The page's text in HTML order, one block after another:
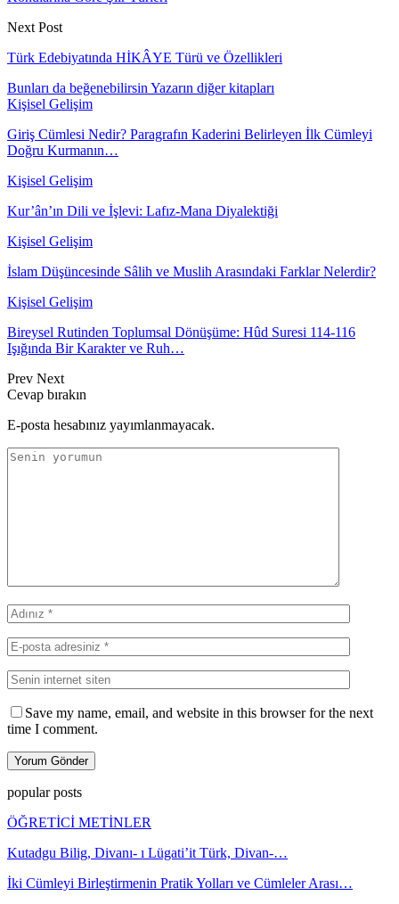
Next Post
Türk Edebiyatında HİKÂYE Türü ve Özellikleri
Bunları da beğenebilirsin Yazarın diğer kitapları
Kişisel Gelişim
Giriş Cümlesi Nedir? Paragrafın Kaderini Belirleyen İlk Cümleyi
Doğru Kurmanın…
Kişisel Gelişim
Kur’ân’ın Dili ve İşlevi: Lafız-Mana Diyalektiği
Kişisel Gelişim
İslam Düşüncesinde Sâlih ve Muslih Arasındaki Farklar Nelerdir?
Kişisel Gelişim
Bireysel Rutinden Toplumsal Dönüşüme: Hûd Suresi 114-116
Işığında Bir Karakter ve Ruh…
Prev Next
Cevap bırakın
E-posta hesabınız yayımlanmayacak.
Save my name, email, and website in this browser for the next
time I comment.
popular posts
ÖĞRETİCİ METİNLER
Kutadgu Bilig, Divanı- ı Lügati’it Türk, Divan-…
İki Cümleyi Birleştirmenin Pratik Yolları ve Cümleler Arası…